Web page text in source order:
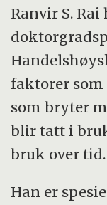
Ranvir S.
faktorer
som bryter
blir tatt i
bruk over tid.
Han er